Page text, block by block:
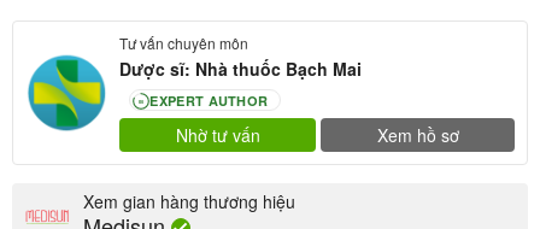
Tư vấn chuyên môn
Dược sĩ: Nhà thuốc Bạch Mai
80 EXPERT AUTHOR
Nhờ tư vấn Xem hồ sơ
Xem gian hàng thương hiệu